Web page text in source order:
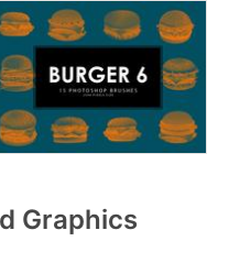
Graphics